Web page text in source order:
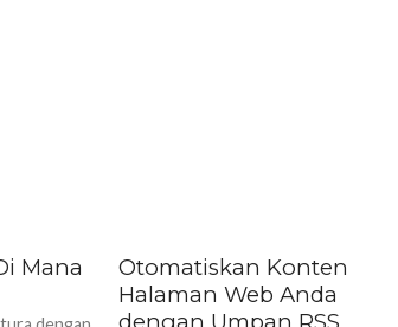
Mana
Otomatiskan Konten
Halaman Web Anda